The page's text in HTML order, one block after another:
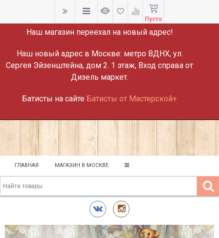
ВНИМАНИЕ!
Наш магазин переехал на новый адрес!
Наш новый адрес в Москве: метро ВДНХ, ул.
Сергея Эйзенштейна, дом 2. 1 этаж, Вход справа от
Дизель маркет.
Батисты на сайте Батисты от Мастерской+
Пусто
ГЛАВНАЯ МАГАЗИН В МОСКВЕ